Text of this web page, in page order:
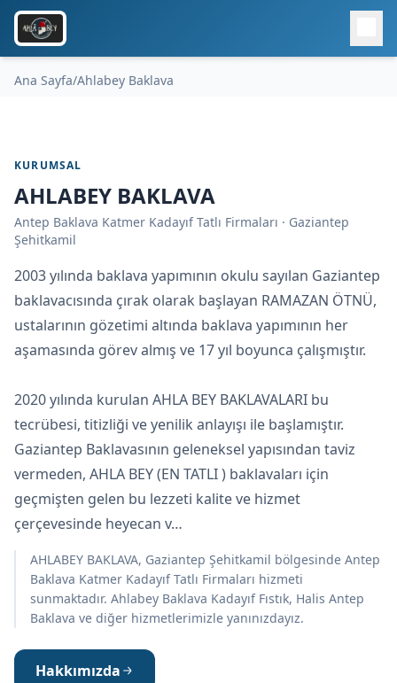
Ana Sayfa/Ahlabey Baklava
KURUMSAL
AHLABEY BAKLAVA
Antep Baklava Katmer Kadayıf Tatlı Firmaları · Gaziantep
Şehitkamil
2003 yılında baklava yapımının okulu sayılan Gaziantep
baklavacısında çırak olarak başlayan RAMAZAN ÖTNÜ,
ustalarının gözetimi altında baklava yapımının her
aşamasında görev almış ve 17 yıl boyunca çalışmıştır.
2020 yılında kurulan AHLA BEY BAKLAVALARI bu
tecrübesi, titizliği ve yenilik anlayışı ile başlamıştır.
Gaziantep Baklavasının geleneksel yapısından taviz
vermeden, AHLA BEY (EN TATLI ) baklavaları için
geçmişten gelen bu lezzeti kalite ve hizmet
çerçevesinde heyecan v…
AHLABEY BAKLAVA, Gaziantep Şehitkamil bölgesinde Antep
Baklava Katmer Kadayıf Tatlı Firmaları hizmeti
sunmaktadır. Ahlabey Baklava Kadayıf Fıstık, Halis Antep
Baklava ve diğer hizmetlerimizle yanınızdayız.
Hakkımızda